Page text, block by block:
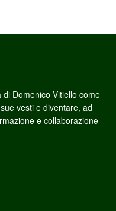
di Domenico Vitiello come
vesti e diventare, ad
e collaborazione